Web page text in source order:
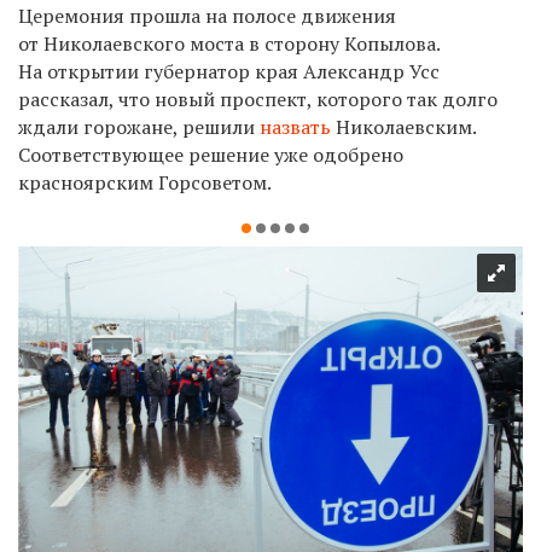
Церемония прошла на полосе движения
от Николаевского моста в сторону Копылова.
На открытии губернатор края Александр Усс
рассказал, что новый проспект, которого так долго
ждали горожане, решили назвать Николаевским.
Соответствующее решение уже одобрено
красноярским Горсоветом.